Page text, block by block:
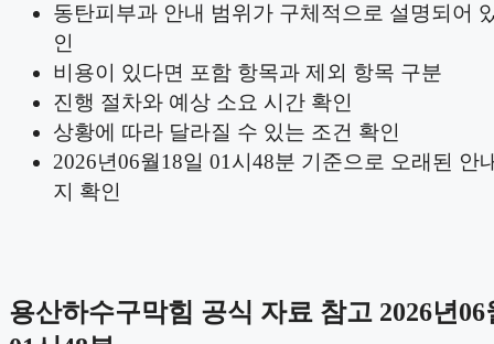
동탄피부과 안내 범위가 구체적으로 설명되어
인
비용이 있다면 포함 항목과 제외 항목 구분
진행 절차와 예상 소요 시간 확인
상황에 따라 달라질 수 있는 조건 확인
2026년06월18일 01시48분 기준으로 오래된 안
지 확인
용산하수구막힘 공식 자료 참고 2026년06